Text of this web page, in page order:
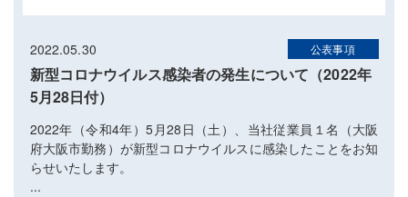
2022.05.30 公表事項
新型コロナウイルス感染者の発生について（2022年
5月28日付）
2022年（令和4年）5月28日（土）、当社従業員１名（大阪
府大阪市勤務）が新型コロナウイルスに感染したことをお知
らせいたします。
...